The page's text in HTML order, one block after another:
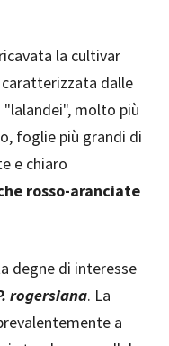
la cultivar
dalle
"lalandei", molto più
foglie più grandi di
e chiaro
rosso-aranciate
degne di interesse
rogersiana. La
a